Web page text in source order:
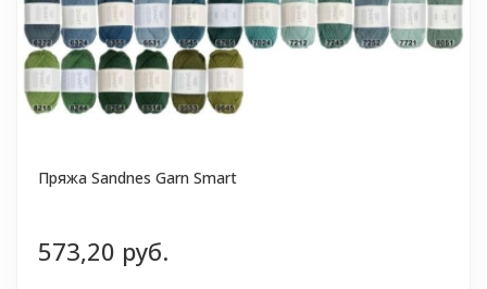
Пряжа Sandnes Garn Smart
573,20 руб.